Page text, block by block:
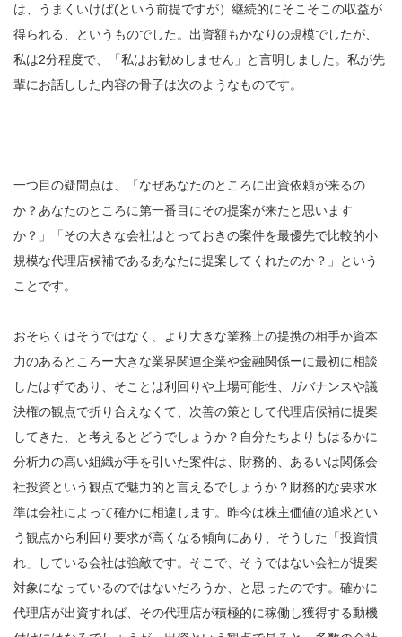
は、うまくいけば(という前提ですが）継続的にそこそこの収益が
得られる、というものでした。 出資額もかなりの規模でしたが、
私は2分程度で、「私はお勧めしません」と言明しました。私が先
輩にお話しした内容の骨子は次のようなものです。
一つ目の疑問点は、「なぜあなたのところに出資依頼が来るの
か？あなたのところに第一番目にその提案が来たと思います
か？」「その大きな会社はとっておきの案件を最優先で比較的小
規模な代理店候補であるあなたに提案してくれたのか？」という
ことです。
おそらくはそうではなく、より大きな業務上の提携の相手か資本
力のあるところー大きな業界関連企業や金融関係ーに最初に相談
したはずであり、そことは利回りや上場可能性、ガバナンスや議
決権の観点で折り合えなくて、次善の策として代理店候補に提案
してきた、と考えるとどうでしょうか？自分たちよりもはるかに
分析力の高い組織が手を引いた案件は、財務的、あるいは関係会
社投資という観点で魅力的と言えるでしょうか？財務的な要求水
準は会社によって確かに相違します。昨今は株主価値の追求とい
う観点から利回り要求が高くなる傾向にあり、そうした「投資慣
れ」している会社は強敵です。そこで、そうではない会社が提案
対象になっているのではないだろうか、と思ったのです。確かに
代理店が出資すれば、その代理店が積極的に稼働し獲得する動機